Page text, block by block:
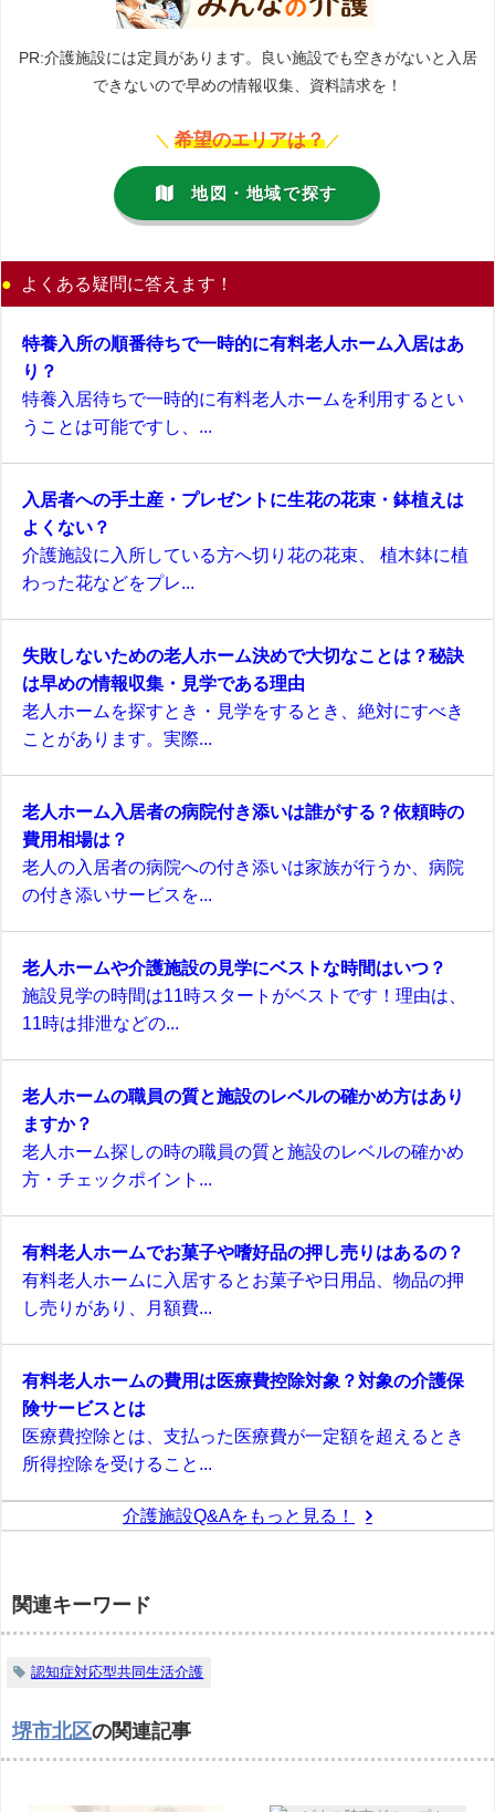
PR:介護施設には定員があります。良い施設でも空きがないと入居
できないので早めの情報収集、資料請求を！
＼ 希望のエリアは？ ／
地図・地域で探す
よくある疑問に答えます！
特養入所の順番待ちで一時的に有料老人ホーム入居はあ
り？
特養入居待ちで一時的に有料老人ホームを利用するとい
うことは可能ですし、...
入居者への手土産・プレゼントに生花の花束・鉢植えは
よくない？
介護施設に入所している方へ切り花の花束、 植木鉢に植
わった花などをプレ...
失敗しないための老人ホーム決めで大切なことは？秘訣
は早めの情報収集・見学である理由
老人ホームを探すとき・見学をするとき、絶対にすべき
ことがあります。実際...
老人ホーム入居者の病院付き添いは誰がする？依頼時の
費用相場は？
老人の入居者の病院への付き添いは家族が行うか、病院
の付き添いサービスを...
老人ホームや介護施設の見学にベストな時間はいつ？
施設見学の時間は11時スタートがベストです！理由は、
11時は排泄などの...
老人ホームの職員の質と施設のレベルの確かめ方はあり
ますか？
老人ホーム探しの時の職員の質と施設のレベルの確かめ
方・チェックポイント...
有料老人ホームでお菓子や嗜好品の押し売りはあるの？
有料老人ホームに入居するとお菓子や日用品、物品の押
し売りがあり、月額費...
有料老人ホームの費用は医療費控除対象？対象の介護保
険サービスとは
医療費控除とは、支払った医療費が一定額を超えるとき
所得控除を受けること...
介護施設Q&Aをもっと見る！
関連キーワード
認知症対応型共同生活介護
堺市北区の関連記事